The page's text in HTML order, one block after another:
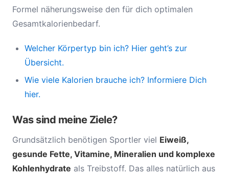
Formel näherungsweise den für dich optimalen
Gesamtkalorienbedarf.
Welcher Körpertyp bin ich? Hier geht’s zur
Übersicht.
Wie viele Kalorien brauche ich? Informiere Dich
hier.
Was sind meine Ziele?
Grundsätzlich benötigen Sportler viel Eiweiß,
gesunde Fette, Vitamine, Mineralien und komplexe
Kohlenhydrate als Treibstoff. Das alles natürlich aus